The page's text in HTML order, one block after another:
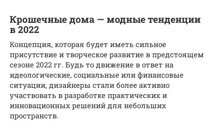
Крошечные дома — модные тенденции
в 2022
Концепция, которая будет иметь сильное
присутствие и творческое развитие в предстоящем
сезоне 2022 гг. Будь то движение в ответ на
идеологические, социальные или финансовые
ситуации, дизайнеры стали более активно
участвовать в разработке практических и
инновационных решений для небольших
пространств.